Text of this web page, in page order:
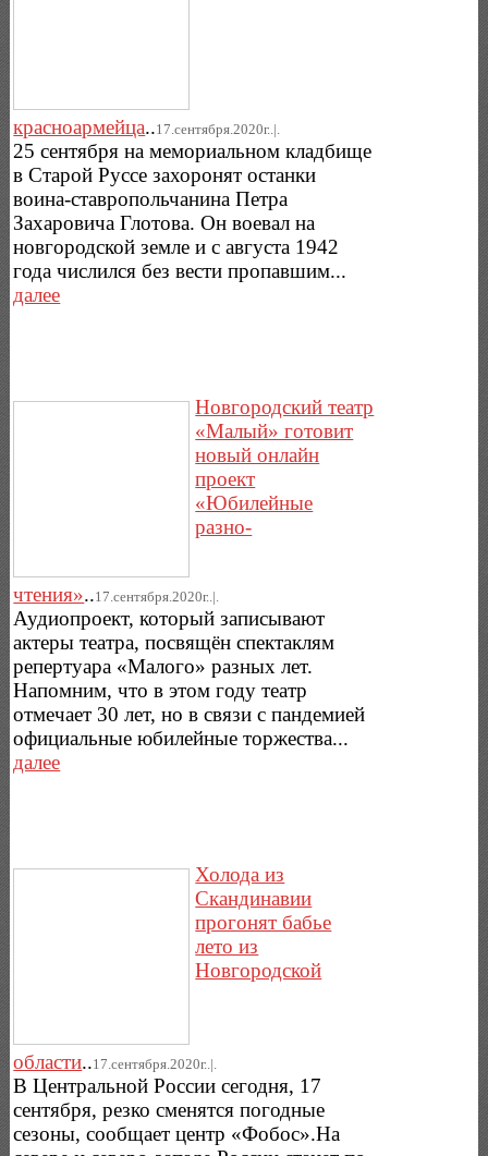
красноармейца..17.сентября.2020г..|.
25 сентября на мемориальном кладбище
в Старой Руссе захоронят останки
воина-ставропольчанина Петра
Захаровича Глотова. Он воевал на
новгородской земле и с августа 1942
года числился без вести пропавшим...
далее
Новгородский театр
«Малый» готовит
новый онлайн
проект
«Юбилейные
разно-
чтения»..17.сентября.2020г..|.
Аудиопроект, который записывают
актеры театра, посвящён спектаклям
репертуара «Малого» разных лет.
Напомним, что в этом году театр
отмечает 30 лет, но в связи с пандемией
официальные юбилейные торжества...
далее
Холода из
Скандинавии
прогонят бабье
лето из
Новгородской
области..17.сентября.2020г..|.
В Центральной России сегодня, 17
сентября, резко сменятся погодные
сезоны, сообщает центр «Фобос».На